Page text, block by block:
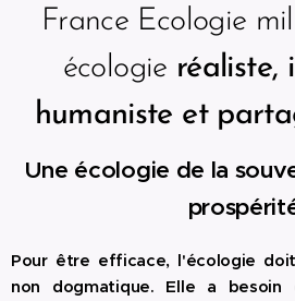
France Ecologie
écologie réaliste,
humaniste et
Une écologie de la
Pour être efficace, l'écologie
non dogmatique. Elle a besoin